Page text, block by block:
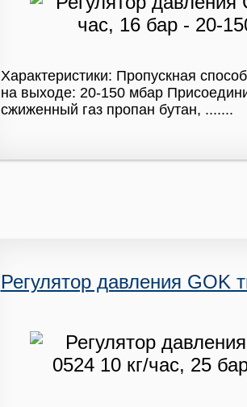
Характеристики: Пропускная
на выходе: 20-150 мбар
сжиженный газ пропан бутан, .......
Регулятор давления GOK